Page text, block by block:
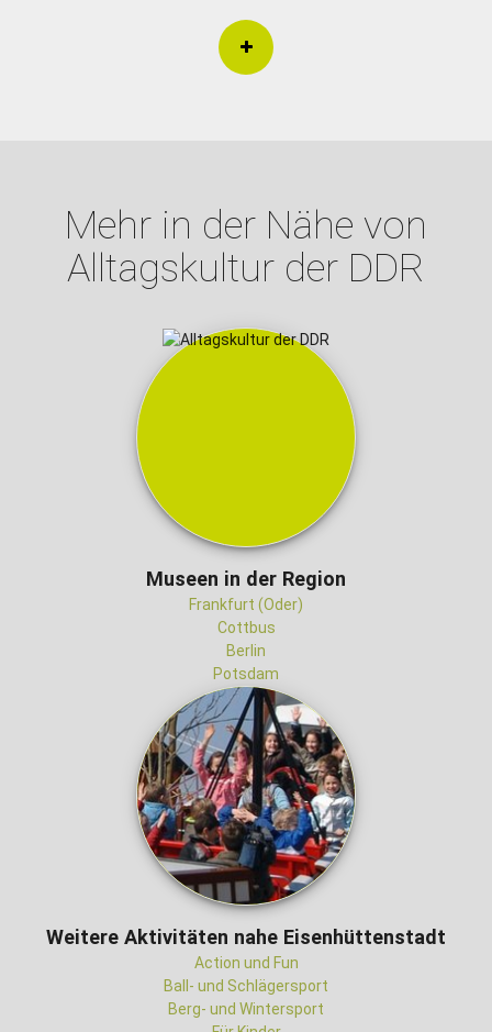
Mehr in der Nähe von
Alltagskultur der DDR
Museen in der Region
Frankfurt (Oder)
Cottbus
Berlin
Potsdam
Weitere Aktivitäten nahe Eisenhüttenstadt
Action und Fun
Ball- und Schlägersport
Berg- und Wintersport